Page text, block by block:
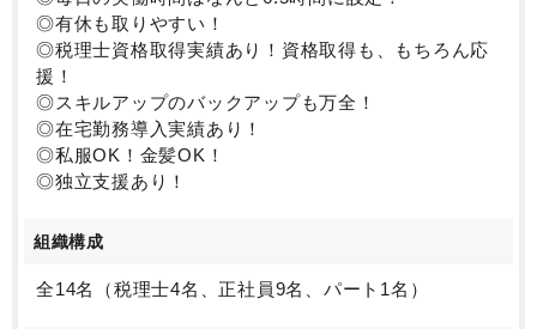
◎有休も取りやすい！
◎税理士資格取得実績あり！資格取得も、もちろん応
援！
◎スキルアップのバックアップも万全！
◎在宅勤務導入実績あり！
◎私服OK！金髪OK！
◎独立支援あり！
組織構成
全14名（税理士4名、正社員9名、パート1名）